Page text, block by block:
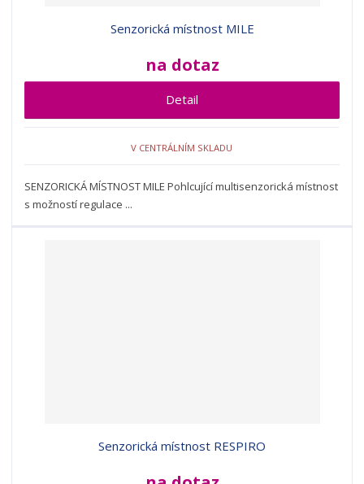
Senzorická místnost MILE
na dotaz
Detail
V CENTRÁLNÍM SKLADU
SENZORICKÁ MÍSTNOST MILE Pohlcující multisenzorická místnost
s možností regulace ...
Senzorická místnost RESPIRO